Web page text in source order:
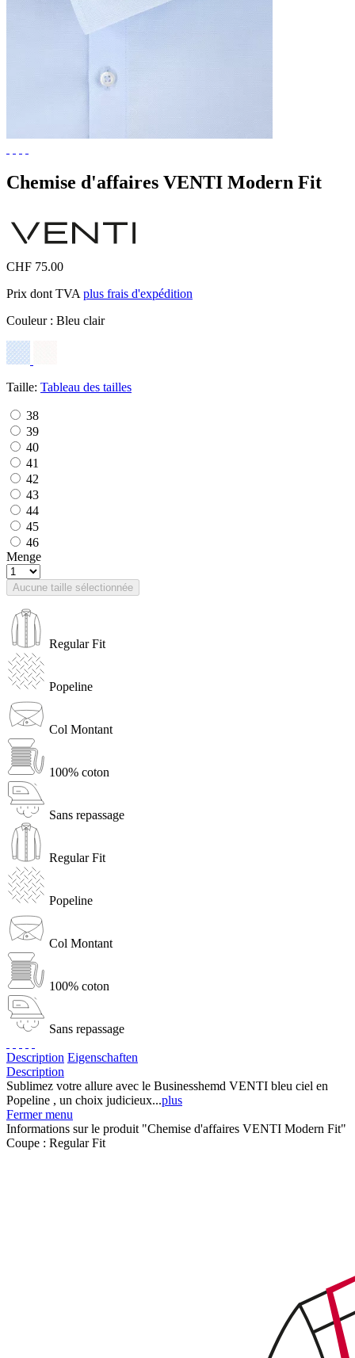
Chemise d'affaires VENTI Modern Fit
CHF 75.00
Prix dont TVA plus frais d'expédition
Couleur : Bleu clair
Taille: Tableau des tailles
38
39
40
41
42
43
44
45
46
Menge
Aucune taille sélectionnée
Regular Fit
Popeline
Col Montant
100% coton
Sans repassage
Regular Fit
Popeline
Col Montant
100% coton
Sans repassage
Description Eigenschaften
Description
Sublimez votre allure avec le Businesshemd VENTI bleu ciel en
Popeline , un choix judicieux...plus
Fermer menu
Informations sur le produit "Chemise d'affaires VENTI Modern Fit"
Coupe : Regular Fit